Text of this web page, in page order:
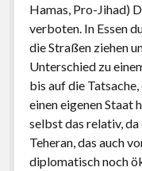
Hamas, Pro-Jihad)
verboten. In Essen
die Straßen ziehen
Unterschied zu
bis auf die
einen eigenen Staat
selbst das relativ,
Teheran, das auch
diplomatisch noch